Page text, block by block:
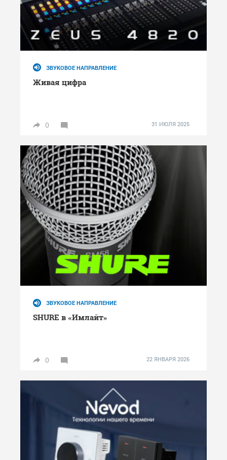
ЗВУКОВОЕ НАПРАВЛЕНИЕ
Живая цифра
0 31 ИЮЛЯ 2025
ЗВУКОВОЕ НАПРАВЛЕНИЕ
SHURE в «Имлайт»
0 22 ЯНВАРЯ 2026